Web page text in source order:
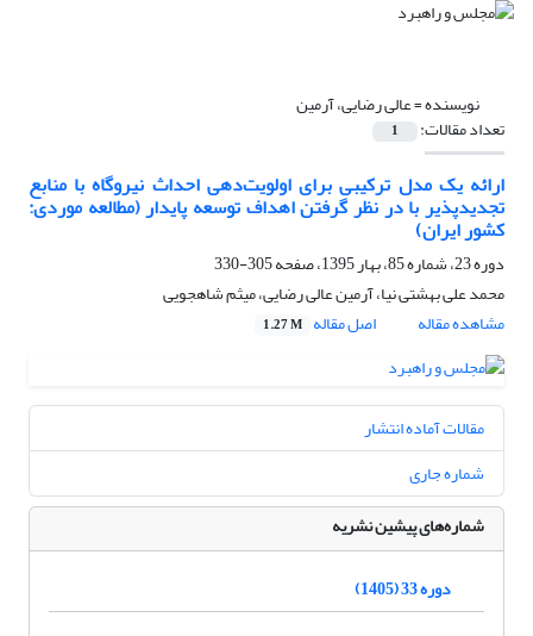
نویسنده =عالی رضایی، آرمین
تعداد مقالات: 1
ارائه یک مدل ترکیبی برای اولویت‌دهی احداث نیروگاه با منابع
تجدید‌پذیر با در نظر گرفتن اهداف توسعه پایدار (مطالعه موردی:
کشور ایران)
دوره 23، شماره 85، بهار 1395، صفحه
305-330
محمد علی بهشتی نیا، آرمین عالی رضایی، میثم شاهجویی
مشاهده مقاله
اصل مقاله 1.27 M
مقالات آماده انتشار
شماره جاری
شماره‌های پیشین نشریه
دوره 33 (1405)